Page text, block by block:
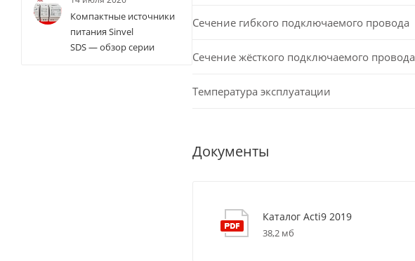
Сечение гибкого подключаемого провода
Сечение жёсткого подключаемого провода
Температура эксплуатации
Документы
Каталог Acti9 2019
38,2 мб
Компактные источники
питания Sinvel
SDS — обзор серии